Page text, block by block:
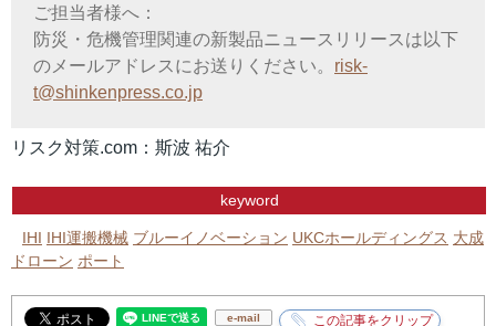
ご担当者様へ：
防災・危機管理関連の新製品ニュースリリースは以下
のメールアドレスにお送りください。 risk-
t@shinkenpress.co.jp
リスク対策.com：斯波 祐介
keyword
IHI IHI運搬機械 ブルーイノベーション UKCホールディングス 大成
ドローン ポート
e-mail